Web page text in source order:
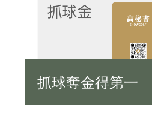
抓球奪金得第一